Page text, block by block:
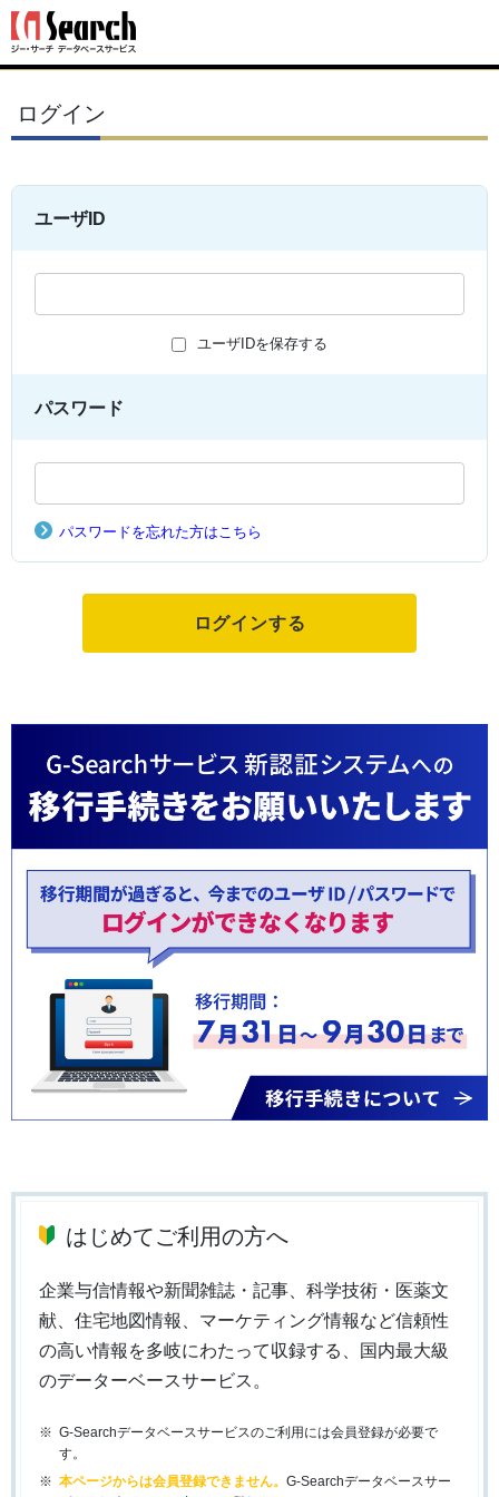
ログイン
ユーザID
ユーザIDを保存する
パスワード
パスワードを忘れた方はこちら
はじめてご利用の方へ
企業与信情報や新聞雑誌・記事、科学技術・医薬文
献、住宅地図情報、マーケティング情報など信頼性
の高い情報を多岐にわたって収録する、国内最大級
のデーターベースサービス。
G-Searchデータベースサービスのご利用には会員登録が必要で
す。
本ページからは会員登録できません。 G-Searchデータベースサー